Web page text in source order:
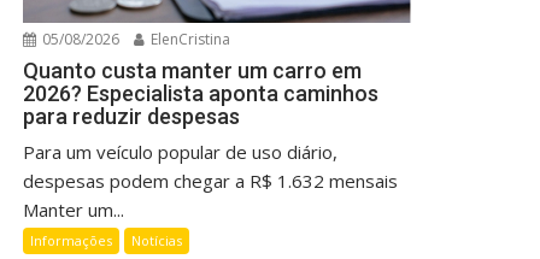
05/08/2026 ElenCristina
Quanto custa manter um carro em
2026? Especialista aponta caminhos
para reduzir despesas
Para um veículo popular de uso diário,
despesas podem chegar a R$ 1.632 mensais
Manter um...
Informações Notícias